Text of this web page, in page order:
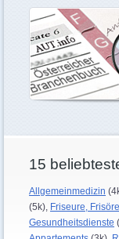
15
Allgemeinmedizin
(5k), Friseure, Frisöre
Gesundheitsdienste